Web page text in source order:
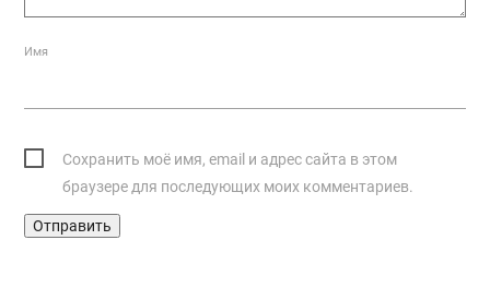
Имя
Сохранить моё имя, email и адрес сайта в этом
браузере для последующих моих комментариев.